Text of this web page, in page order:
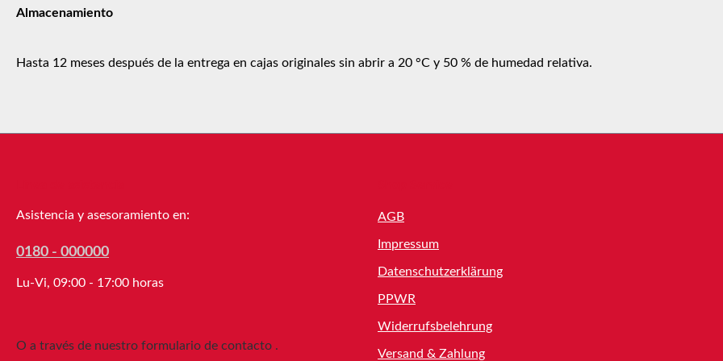
Almacenamiento
Hasta 12 meses después de la entrega en cajas originales sin abrir a 20 °C y 50 % de humedad relativa.
Asistencia y asesoramiento en:
0180 - 000000
Lu-Vi, 09:00 - 17:00 horas
O a través de nuestro formulario de contacto .
AGB
Impressum
Datenschutzerklärung
PPWR
Widerrufsbelehrung
Versand & Zahlung